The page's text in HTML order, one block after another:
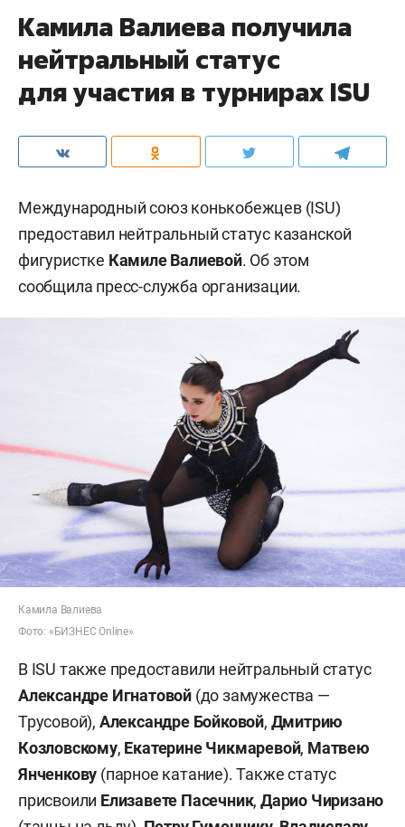
Камила Валиева получила
нейтральный статус
для участия в турнирах ISU
Международный союз конькобежцев (ISU)
предоставил нейтральный статус казанской
фигуристке Камиле Валиевой. Об этом
сообщила пресс-служба организации.
Камила Валиева
Фото: «БИЗНЕС Online»
В ISU также предоставили нейтральный статус
Александре Игнатовой (до замужества —
Трусовой), Александре Бойковой, Дмитрию
Козловскому, Екатерине Чикмаревой, Матвею
Янченкову (парное катание). Также статус
присвоили Елизавете Пасечник,Дарио Чиризано